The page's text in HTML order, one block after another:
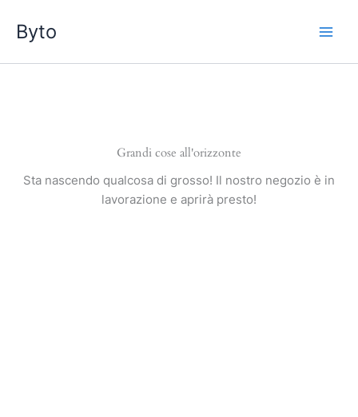
contenuto
Byto
Grandi cose all'orizzonte
Sta nascendo qualcosa di grosso! Il nostro negozio è in
lavorazione e aprirà presto!